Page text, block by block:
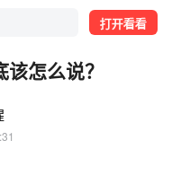
打开看看
怎么说？